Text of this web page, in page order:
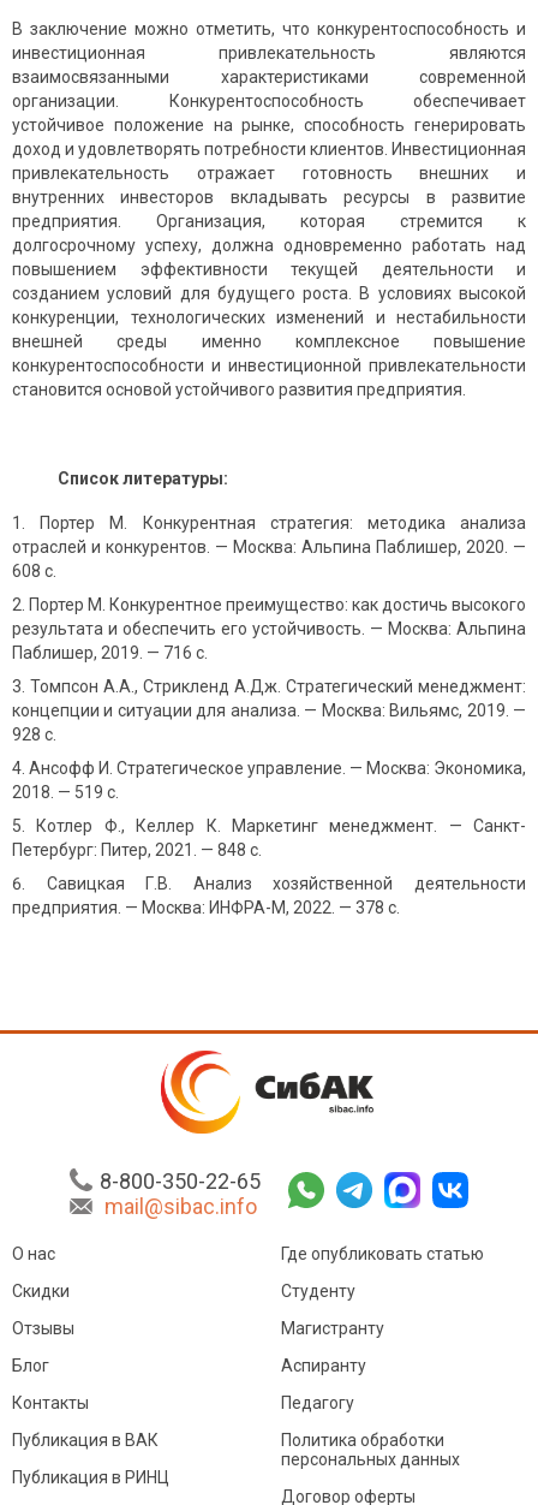
В заключение можно отметить, что конкурентоспособность и
инвестиционная привлекательность являются
взаимосвязанными характеристиками современной
организации. Конкурентоспособность обеспечивает
устойчивое положение на рынке, способность генерировать
доход и удовлетворять потребности клиентов. Инвестиционная
привлекательность отражает готовность внешних и
внутренних инвесторов вкладывать ресурсы в развитие
предприятия. Организация, которая стремится к
долгосрочному успеху, должна одновременно работать над
повышением эффективности текущей деятельности и
созданием условий для будущего роста. В условиях высокой
конкуренции, технологических изменений и нестабильности
внешней среды именно комплексное повышение
конкурентоспособности и инвестиционной привлекательности
становится основой устойчивого развития предприятия.
Список литературы:
Портер М. Конкурентная стратегия: методика анализа
отраслей и конкурентов. — Москва: Альпина Паблишер, 2020. —
608 с.
Портер М. Конкурентное преимущество: как достичь высокого
результата и обеспечить его устойчивость. — Москва: Альпина
Паблишер, 2019. — 716 с.
Томпсон А.А., Стрикленд А.Дж. Стратегический менеджмент:
концепции и ситуации для анализа. — Москва: Вильямс, 2019. —
928 с.
Ансофф И. Стратегическое управление. — Москва: Экономика,
2018. — 519 с.
Котлер Ф., Келлер К. Маркетинг менеджмент. — Санкт-
Петербург: Питер, 2021. — 848 с.
Савицкая Г.В. Анализ хозяйственной деятельности
предприятия. — Москва: ИНФРА-М, 2022. — 378 с.
8-800-350-22-65
mail@sibac.info
О нас
Скидки
Отзывы
Блог
Контакты
Где опубликовать статью
Студенту
Магистранту
Аспиранту
Педагогу
Публикация в ВАК
Публикация в РИНЦ
Политика обработки
персональных данных
Договор оферты